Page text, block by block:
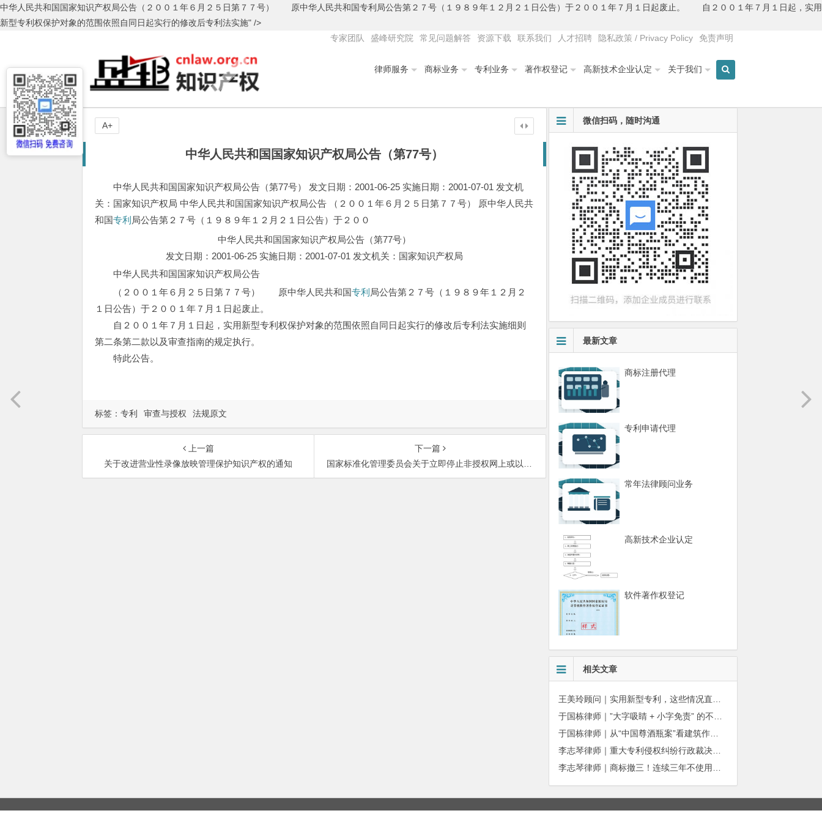
中华人民共和国国家知识产权局公告（２００１年６月２５日第７７号） 原中华人民共和国专利局公告第２７号（１９８９年１２月２１日公告）于２００１年７月１日起废止。 自２００１年７月１日起，实用
新型专利权保护对象的范围依照自同日起实行的修改后专利法实施" />
专家团队
盛峰研究院 常见问题解答 资源下载 联系我们 人才招聘 隐私政策 / Privacy Policy 免责声明
律师服务 商标业务 专利业务 著作权登记 高新技术企业认定 关于我们
中华人民共和国国家知识产权局公告（第77号）
中华人民共和国国家知识产权局公告（第77号） 发文日期：2001-06-25 实施日期：2001-07-01 发文机
关：国家知识产权局 中华人民共和国国家知识产权局公告 （２００１年６月２５日第７７号） 原中华人民共
和国专利 局公告第２７号（１９８９年１２月２１日公告）于２００
中华人民共和国国家知识产权局公告（第77号）
发文日期：2001-06-25 实施日期：2001-07-01 发文机关：国家知识产权局
中华人民共和国国家知识产权局公告
（２００１年６月２５日第７７号） 原中华人民共和国专利 局公告第２７号（１９８９年１２月２
１日公告）于２００１年７月１日起废止。
自２００１年７月１日起，实用新型专利权保护对象的范围依照自同日起实行的修改后专利法实施细则
第二条第二款以及审查指南的规定执行。
特此公告。
A+
标签：专利 审查与授权 法规原文
上一篇
关于改进营业性录像放映管理保护知识产权的通知
下一篇
国家标准化管理委员会关于立即停止非授权网上或以光盘形式销售国家标准活动的紧急通知
微信扫码，随时沟通
最新文章
商标注册代理
专利申请代理
常年法律顾问业务
高新技术企业认定
软件著作权登记
相关文章
于国栋律师｜从“中国尊酒瓶案”看建筑作品著作权保护的司法边界与商用合规
李志琴律师｜重大专利侵权纠纷行政裁决：适用情形与办理规则详解